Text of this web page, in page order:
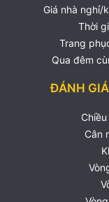
Giá nhà nghỉ/
Thời
Trang
Qua đêm
ĐÁNH
Cân